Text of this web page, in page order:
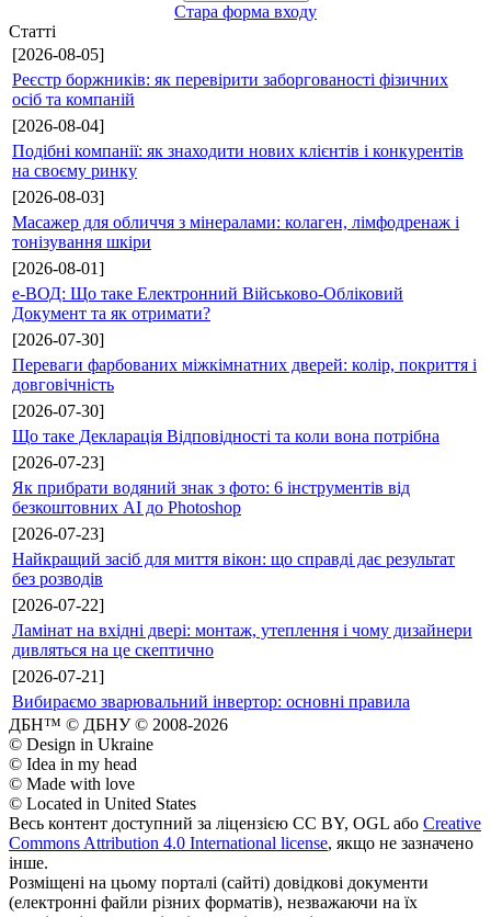
Стара форма входу
Статті
[2026-08-05]
Реєстр боржників: як перевірити заборгованості фізичних
осіб та компаній
[2026-08-04]
Подібні компанії: як знаходити нових клієнтів і конкурентів
на своєму ринку
[2026-08-03]
Масажер для обличчя з мінералами: колаген, лімфодренаж і
тонізування шкіри
[2026-08-01]
е-ВОД: Що таке Електронний Військово-Обліковий
Документ та як отримати?
[2026-07-30]
Переваги фарбованих міжкімнатних дверей: колір, покриття і
довговічність
[2026-07-30]
Що таке Декларація Відповідності та коли вона потрібна
[2026-07-23]
Як прибрати водяний знак з фото: 6 інструментів від
безкоштовних AI до Photoshop
[2026-07-23]
Найкращий засіб для миття вікон: що справді дає результат
без розводів
[2026-07-22]
Ламінат на вхідні двері: монтаж, утеплення і чому дизайнери
дивляться на це скептично
[2026-07-21]
Вибираємо зварювальний інвертор: основні правила
ДБН™ © ДБНУ © 2008-2026
© Design in Ukraine
© Idea in my head
© Made with love
© Located in United States
Весь контент доступний за ліцензією CC BY, OGL або Creative
Commons Attribution 4.0 International license, якщо не зазначено
інше.
Розміщені на цьому порталі (сайті) довідкові документи
(електронні файли різних форматів), незважаючи на їх